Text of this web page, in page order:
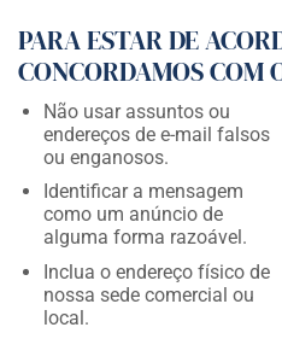
PARA ESTAR DE
CONCORDAMOS COM
Não usar assuntos ou
endereços de e-mail falsos
ou enganosos.
Identificar a mensagem
como um anúncio de
alguma forma razoável.
Inclua o endereço físico de
nossa sede comercial ou
local.